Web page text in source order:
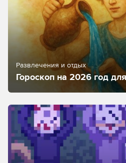
Развлечения и отдых
Гороскоп на 2026 год